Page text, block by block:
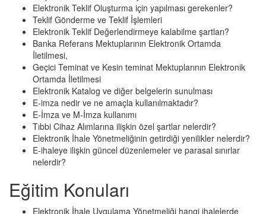
Elektronik Teklif Oluşturma için yapılması gerekenler?
Teklif Gönderme ve Teklif İşlemleri
Elektronik Teklif Değerlendirmeye kalabilme şartları?
Banka Referans Mektuplarının Elektronik Ortamda
İletilmesi,
Geçici Teminat ve Kesin teminat Mektuplarının Elektronik
Ortamda İletilmesi
Elektronik Katalog ve diğer belgelerin sunulması
E-imza nedir ve ne amaçla kullanılmaktadır?
E-İmza ve M-İmza kullanımı
Tıbbi Cihaz Alımlarına ilişkin özel şartlar nelerdir?
Elektronik İhale Yönetmeliğinin getirdiği yenilikler nelerdir?
E-ihaleye ilişkin güncel düzenlemeler ve parasal sınırlar
nelerdir?
Eğitim Konuları
Elektronik İhale Uygulama Yönetmeliği hangi ihalelerde